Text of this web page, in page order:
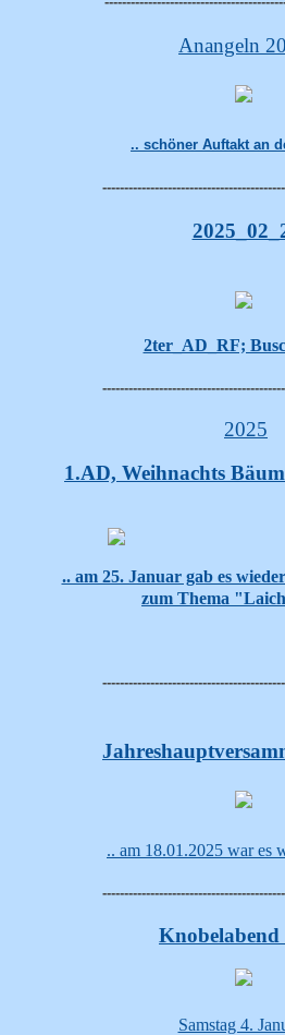
Anangeln
.. schöner Auftakt an
2ter_AD_RF;
2025
1.AD, Weihnachts
.. am 25. Januar gab es
zum Thema
.. am 18.01.2025 war es
Knobelabend
Samstag 4.